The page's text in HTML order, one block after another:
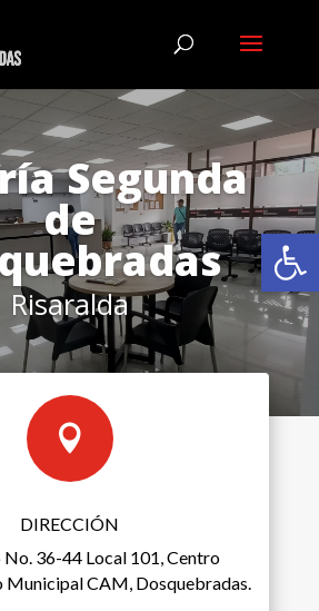
Segunda
de
Risaralda

DIRECCIÓN
No. 36-44 Local 101, Centro
CAM, Dosquebradas.